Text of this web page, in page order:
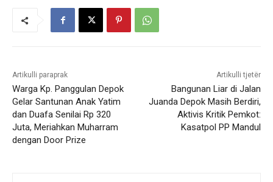
Artikulli paraprak
Warga Kp. Panggulan Depok
Gelar Santunan Anak Yatim
dan Duafa Senilai Rp 320
Juta, Meriahkan Muharram
dengan Door Prize
Artikulli tjetër
Bangunan Liar di Jalan
Juanda Depok Masih Berdiri,
Aktivis Kritik Pemkot:
Kasatpol PP Mandul